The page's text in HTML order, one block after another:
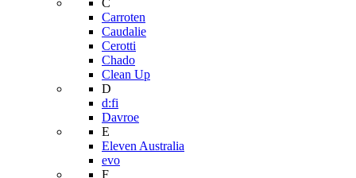
C
Carroten
Caudalie
Cerotti
Chado
Clean Up
D
d:fi
Davroe
E
Eleven Australia
evo
F